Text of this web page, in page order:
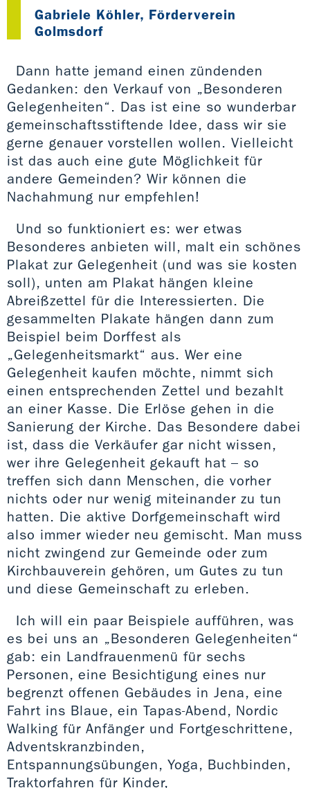
Gabriele Köhler, Förderverein
Golmsdorf
Dann hatte jemand einen zündenden
Gedanken: den Verkauf von „Besonderen
Gelegenheiten“. Das ist eine so wunderbar
gemeinschaftsstiftende Idee, dass wir sie
gerne genauer vorstellen wollen. Vielleicht
ist das auch eine gute Möglichkeit für
andere Gemeinden? Wir können die
Nachahmung nur empfehlen!
Und so funktioniert es: wer etwas
Besonderes anbieten will, malt ein schönes
Plakat zur Gelegenheit (und was sie kosten
soll), unten am Plakat hängen kleine
Abreißzettel für die Interessierten. Die
gesammelten Plakate hängen dann zum
Beispiel beim Dorffest als
„Gelegenheitsmarkt“ aus. Wer eine
Gelegenheit kaufen möchte, nimmt sich
einen entsprechenden Zettel und bezahlt
an einer Kasse. Die Erlöse gehen in die
Sanierung der Kirche. Das Besondere dabei
ist, dass die Verkäufer gar nicht wissen,
wer ihre Gelegenheit gekauft hat – so
treffen sich dann Menschen, die vorher
nichts oder nur wenig miteinander zu tun
hatten. Die aktive Dorfgemeinschaft wird
also immer wieder neu gemischt. Man muss
nicht zwingend zur Gemeinde oder zum
Kirchbauverein gehören, um Gutes zu tun
und diese Gemeinschaft zu erleben.
Ich will ein paar Beispiele aufführen, was
es bei uns an „Besonderen Gelegenheiten“
gab: ein Landfrauenmenü für sechs
Personen, eine Besichtigung eines nur
begrenzt offenen Gebäudes in Jena, eine
Fahrt ins Blaue, ein Tapas-Abend, Nordic
Walking für Anfänger und Fortgeschrittene,
Adventskranzbinden,
Entspannungsübungen, Yoga, Buchbinden,
Traktorfahren für Kinder,